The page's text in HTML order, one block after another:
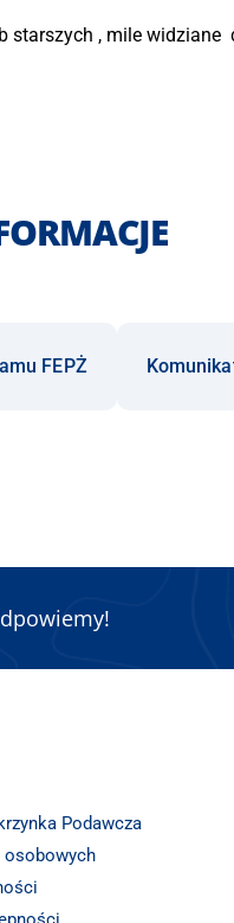
starszych , mile widziane
FEPŻ
Podawcza
osobowych